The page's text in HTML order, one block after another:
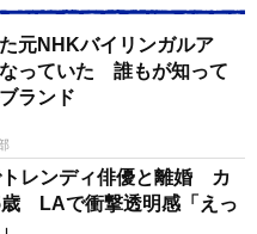
元NHKバイリンガルア
っていた 誰もが知って
ランド
レンディ俳優と離婚 カ
歳 LAで衝撃透明感「えっ